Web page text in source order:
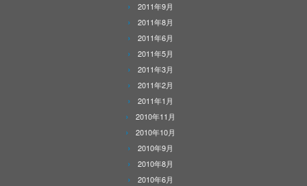
2011年9月
2011年8月
2011年6月
2011年5月
2011年3月
2011年2月
2011年1月
2010年11月
2010年10月
2010年9月
2010年8月
2010年6月